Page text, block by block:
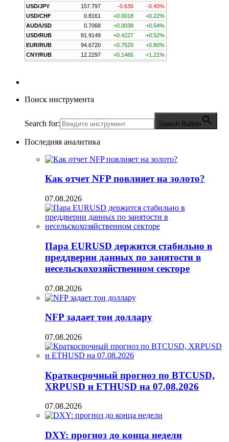
USD/JPY
157.797 -0.636
-0.40%
USD/CHF
0.8161 +0.0018
+0.22%
AUD/USD
0.7068 +0.0038
+0.54%
USD/RUB
81.9149 +0.4227
+0.52%
EUR/RUB
94.6720 +0.7520
+0.80%
CNY/RUB
12.2297 +0.1465 +1.21%
Поиск инструмента
Search for: Search Button
Последняя аналитика
Как отчет NFP повлияет на золото?
07.08.2026
Пара EURUSD держится стабильно в
преддверии данных по занятости в
несельскохозяйственном секторе
07.08.2026
NFP задает тон доллару
07.08.2026
Краткосрочный прогноз по BTCUSD,
XRPUSD и ETHUSD на 07.08.2026
07.08.2026
DXY: прогноз до конца недели